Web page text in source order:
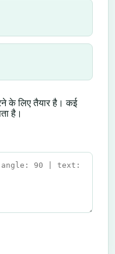
के लिए तैयार है। कई
है।